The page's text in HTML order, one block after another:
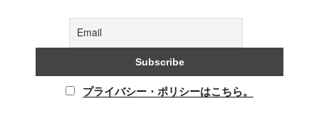
プライバシー・ポリシーはこちら。